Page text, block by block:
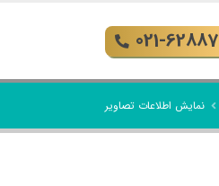
021-62887
نمایش اطلاعات تصاویر